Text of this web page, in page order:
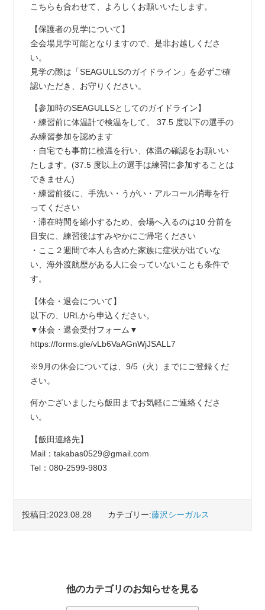
こちらも合わせて、よろしくお願いいたします。
【保護者の見学について】
全会場見学可能となりますので、是非お越しくださ
い。
見学の際は「SEAGULLSのガイドライン」を必ずご確
認いただき、お守りください。
【参加時のSEAGULLSとしてのガイドライン】
・練習前に体温計で検温をして、 37.5 度以下の選手の
み練習参加を認めます
・自宅でも事前に検温を行い、体温の確認をお願いい
たします。(37.5 度以上の選手は練習に参加することは
できません)
・練習前後に、手洗い・うがい・アルコール消毒を行
ってください
・滞在時間を縮小するため、会場へ入るのは10 分前を
目安に、練習後はすみやかにご帰宅ください
・ここ２週間で本人も含めた家族に症状が出ていな
い、海外渡航歴がある人に会っていないことも条件で
す。
【休会・退会について】
以下の、URLから申込ください。
▼休会・退会受付フォーム▼
https://forms.gle/vLb6VaAGnWjJSALL7
※9月の休会については、9/5（火）までにご登録くだ
さい。
何かございましたら飯田までお気軽にご連絡くださ
い。
【飯田連絡先】
Mail：takabas0529@gmail.com
Tel：080‐2599‐9803
投稿日:2023.08.28 カテゴリー:藤沢シーガルス
他のカテゴリのお知らせを見る